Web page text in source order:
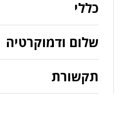
כללי
שלום ודמוקרטיה
תקשורת